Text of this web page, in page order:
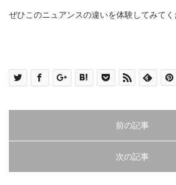
ぜひこのニュアンスの違いを体験してみてく
前の記事
次の記事